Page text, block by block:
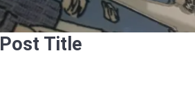
Post Title